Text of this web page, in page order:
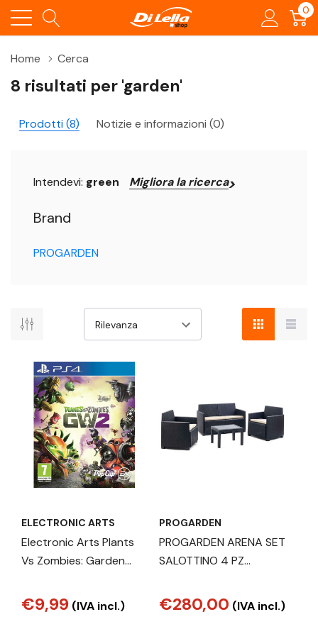
0
Home Cerca
8 risultati per 'garden'
Prodotti (8) Notizie e informazioni (0)
Intendevi: green Migliora la ricerca
Brand
PROGARDEN
Non
risultati
"garden"
ELECTRONIC ARTS
Electronic Arts Plants
Vs Zombies: Garden
Inglese, ITA PlayStation
€9,99 (IVA incl.)
PROGARDEN
PROGARDEN ARENA SET
SALOTTINO 4 PZ
€280,00 (IVA incl.)